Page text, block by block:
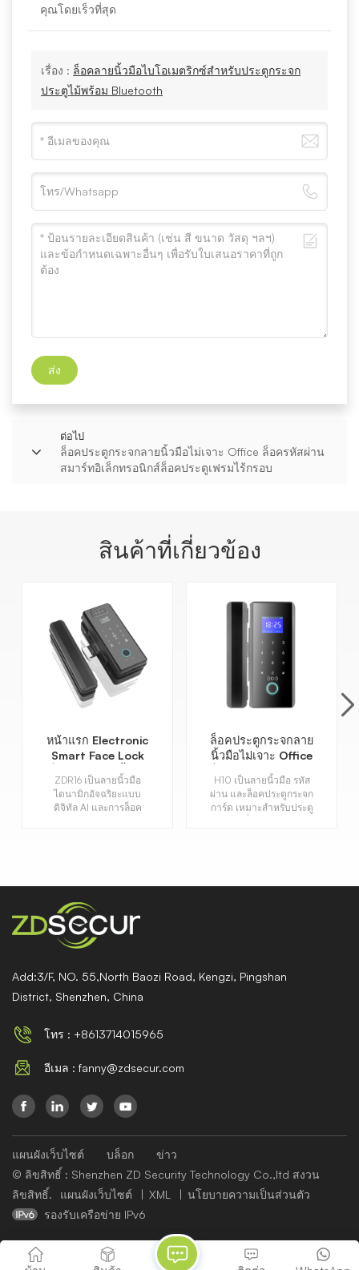
คุณโดยเร็วที่สุด
เรื่อง : ล็อคลายนิ้วมือไบโอเมตริกซ์สำหรับประตูกระจก
ประตูไม้พร้อม Bluetooth
ส่ง
ต่อไป
ล็อคประตูกระจกลายนิ้วมือไม่เจาะ Office ล็อครหัสผ่าน
สมาร์ทอิเล็กทรอนิกส์ล็อคประตูเฟรมไร้กรอบ
สินค้าที่เกี่ยวข้อง
หน้าแรก Electronic
Smart Face Lock
ล็อคประตูลายนิ้วมือ
ดิจิตอลไบโอเมตริกซ์
ZDR16 เป็นลายนิ้วมือ
ไดนามิกอัจฉริยะแบบ
ดิจิทัล AI และการล็อค
ล็อคประตูกระจกลาย
นิ้วมือไม่เจาะ Office
ล็อครหัสผ่านสมาร์ทอิ
เล็กทรอนิกส์ล็อค
ประตูเฟรมไร้กรอบ
H10 เป็นลายนิ้วมือ รหัส
ผ่าน และล็อคประตูกระจก
การ์ด เหมาะสำหรับประตู
Add:3/F, NO. 55,North Baozi Road, Kengzi, Pingshan
District, Shenzhen, China
โทร : +8613714015965
อีเมล : fanny@zdsecur.com
แผนผังเว็บไซต์ บล็อก
ข่าว
© ลิขสิทธิ์ : Shenzhen ZD Security Technology Co.,ltd สงวน
ลิขสิทธิ์.
แผนผังเว็บไซต์ | XML | นโยบายความเป็นส่วนตัว
รองรับเครือข่าย IPv6